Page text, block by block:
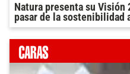
Natura presenta su
pasar de la sostenibilidad